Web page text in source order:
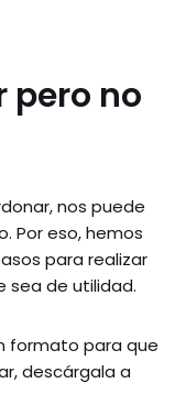
pero no
nos puede
Por eso, hemos
para realizar
sea de utilidad.
formato para que
descárgala a